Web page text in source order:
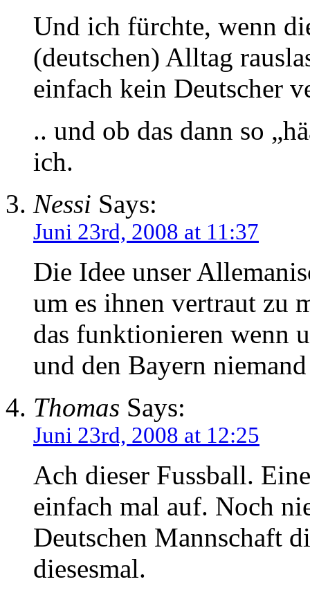
Und ich fürchte, wenn
(deutschen) Alltag
einfach kein Deutscher
.. und ob das dann so
ich.
Nessi Says:
Juni 23rd, 2008 at 11:37
Die Idee unser
um es ihnen vertraut zu
das funktionieren wenn
und den Bayern
Thomas Says:
Juni 23rd, 2008 at 12:25
Ach dieser Fussball.
einfach mal auf. Noch
Deutschen Mannschaft
diesesmal.